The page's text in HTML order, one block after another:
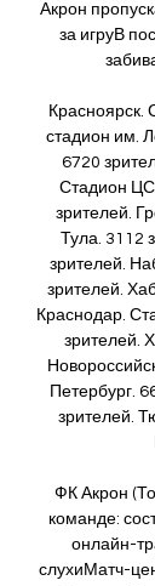
Акрон
за игруВ
Красноярск.
стадион им.
6720
Стадион
зрителей.
Тула. 3112
зрителей.
зрителей.
Краснодар.
зрителей.
Петербург.
зрителей.
ФК Акрон
команде:
онлайн-
слухиМатч-